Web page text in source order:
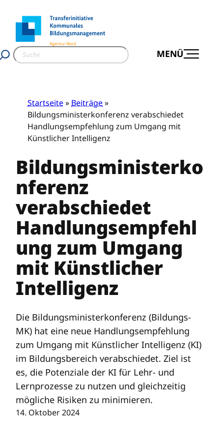
Inhalt
springen
S
u
MENÜ
Startseite» Beiträge»
Bildungsministerkonferenz verabschiedet
Handlungsempfehlung zum Umgang mit
Künstlicher Intelligenz
Bildungsministerko
nferenz
verabschiedet
Handlungsempfehl
ung zum Umgang
mit Künstlicher
Intelligenz
Die Bildungsministerkonferenz (Bildungs-
MK) hat eine neue Handlungsempfehlung
zum Umgang mit Künstlicher Intelligenz (KI)
im Bildungsbereich verabschiedet. Ziel ist
es, die Potenziale der KI für Lehr- und
Lernprozesse zu nutzen und gleichzeitig
mögliche Risiken zu minimieren.
14. Oktober 2024